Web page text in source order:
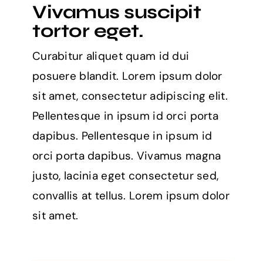
Vivamus suscipit
tortor eget.
Curabitur aliquet quam id dui
posuere blandit. Lorem ipsum dolor
sit amet, consectetur adipiscing elit.
Pellentesque in ipsum id orci porta
dapibus. Pellentesque in ipsum id
orci porta dapibus. Vivamus magna
justo, lacinia eget consectetur sed,
convallis at tellus. Lorem ipsum dolor
sit amet.